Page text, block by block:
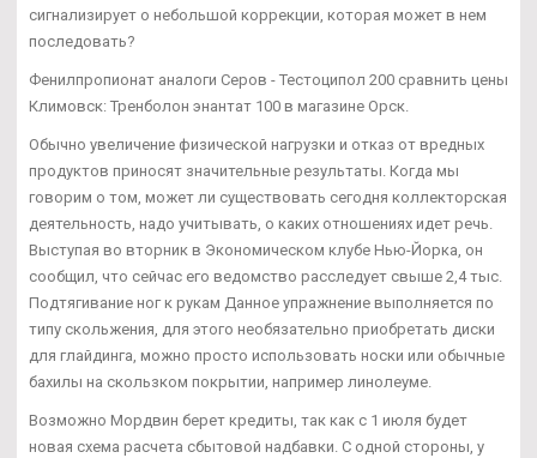
сигнализирует о небольшой коррекции, которая может в нем
последовать?
Фенилпропионат аналоги Серов - Тестоципол 200 сравнить цены
Климовск: Тренболон энантат 100 в магазине Орск.
Обычно увеличение физической нагрузки и отказ от вредных
продуктов приносят значительные результаты. Когда мы
говорим о том, может ли существовать сегодня коллекторская
деятельность, надо учитывать, о каких отношениях идет речь.
Выступая во вторник в Экономическом клубе Нью-Йорка, он
сообщил, что сейчас его ведомство расследует свыше 2,4 тыс.
Подтягивание ног к рукам Данное упражнение выполняется по
типу скольжения, для этого необязательно приобретать диски
для глайдинга, можно просто использовать носки или обычные
бахилы на скользком покрытии, например линолеуме.
Возможно Мордвин берет кредиты, так как с 1 июля будет
новая схема расчета сбытовой надбавки. С одной стороны, у